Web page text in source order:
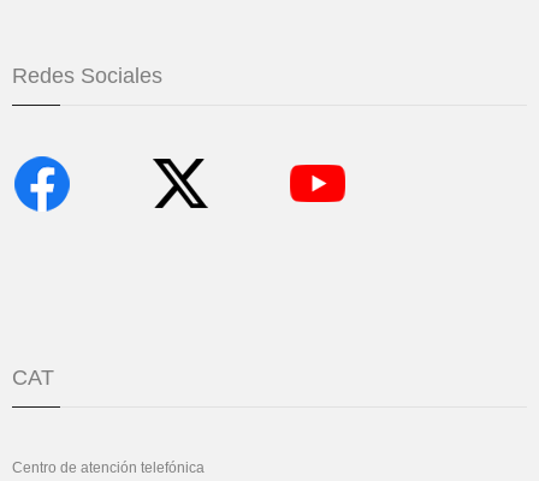
Redes Sociales
CAT
Centro de atención telefónica